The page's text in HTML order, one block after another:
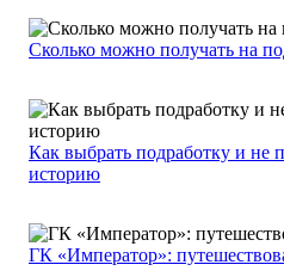
Сколько можно получать на
Как выбрать подработку и не
историю
ГК «Император»: